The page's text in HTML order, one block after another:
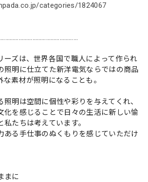
categories/1824067
ーズは、世界各国で職人によって作られ
照明に仕立てた新洋電気ならではの商品
素材が照明になることも。
明は空間に個性や彩りを与えてくれ、
化を感じることで日々の生活に新しい愉
たちは考えています。
ある手仕事のぬくもりを感じていただけ
まに